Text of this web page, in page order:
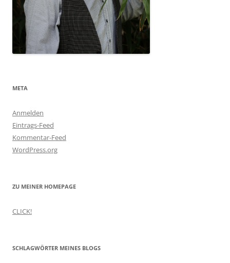
META
Anmelden
Eintrags-Feed
Kommentar-Feed
WordPress.org
ZU MEINER HOMEPAGE
CLICK!
SCHLAGWÖRTER MEINES BLOGS